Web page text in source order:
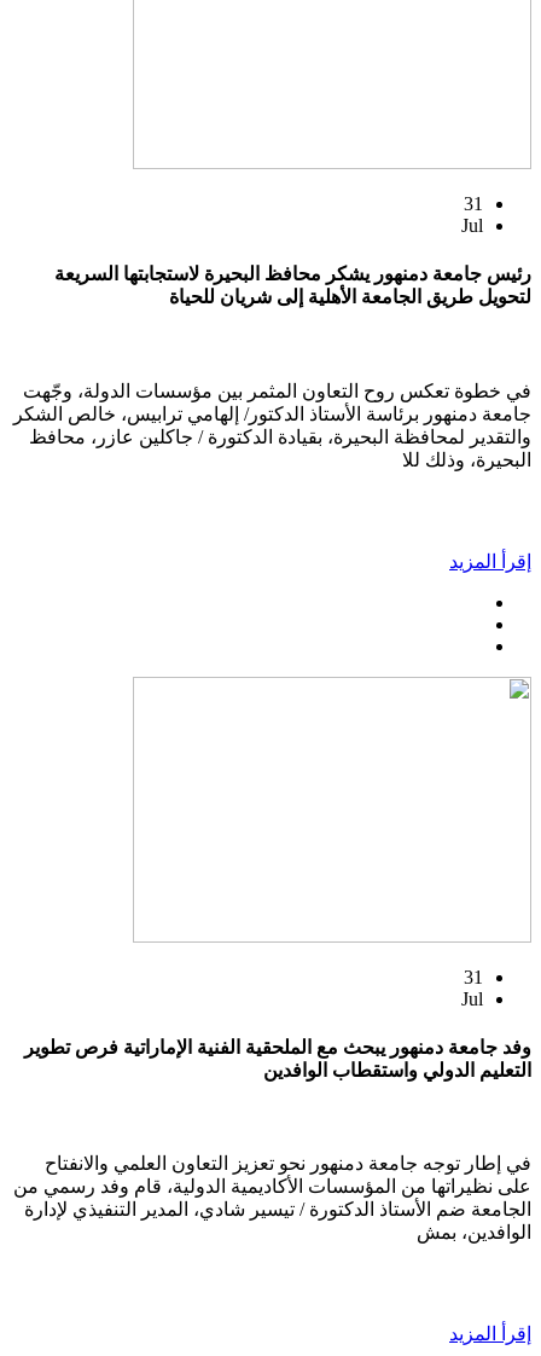
31
Jul
رئيس جامعة دمنهور يشكر محافظ البحيرة لاستجابتها السريعة
لتحويل طريق الجامعة الأهلية إلى شريان للحياة
في خطوة تعكس روح التعاون المثمر بين مؤسسات الدولة، وجّهت
جامعة دمنهور برئاسة الأستاذ الدكتور/ إلهامي ترابيس، خالص الشكر
والتقدير لمحافظة البحيرة، بقيادة الدكتورة / جاكلين عازر، محافظ
البحيرة، وذلك للا
إقرأ المزيد
31
Jul
وفد جامعة دمنهور يبحث مع الملحقية الفنية الإماراتية فرص تطوير
التعليم الدولي واستقطاب الوافدين
في إطار توجه جامعة دمنهور نحو تعزيز التعاون العلمي والانفتاح
على نظيراتها من المؤسسات الأكاديمية الدولية، قام وفد رسمي من
الجامعة ضم الأستاذ الدكتورة / تيسير شادي، المدير التنفيذي لإدارة
الوافدين، بمش
إقرأ المزيد